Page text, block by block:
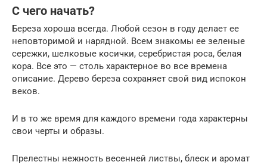
С чего начать?
Береза хороша всегда. Любой сезон в году делает ее
неповторимой и нарядной. Всем знакомы ее зеленые
сережки, шелковые косички, серебристая роса, белая
кора. Все это — столь характерное во все времена
описание. Дерево береза сохраняет свой вид испокон
веков.
И в то же время для каждого времени года характерны
свои черты и образы.
Прелестны нежность весенней листвы, блеск и аромат